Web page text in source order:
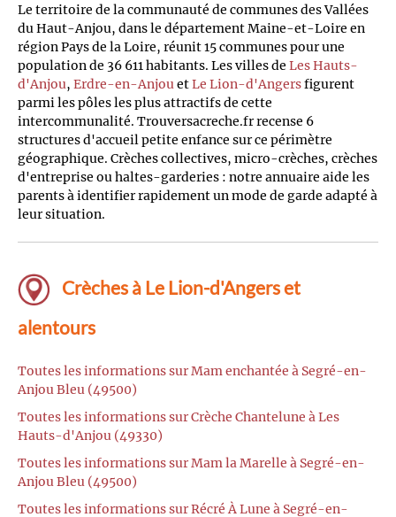
Le territoire de la communauté de communes des Vallées
du Haut-Anjou, dans le département Maine-et-Loire en
région Pays de la Loire, réunit 15 communes pour une
population de 36 611 habitants. Les villes de Les Hauts-
d'Anjou, Erdre-en-AnjouetLe Lion-d'Angersfigurent
parmi les pôles les plus attractifs de cette
intercommunalité. Trouversacreche.fr recense 6
structures d'accueil petite enfance sur ce périmètre
géographique. Crèches collectives, micro-crèches, crèches
d'entreprise ou haltes-garderies : notre annuaire aide les
parents à identifier rapidement un mode de garde adapté à
leur situation.
Crèches à Le Lion-d'Angers et
alentours
Toutes les informations sur Mam enchantée à Segré-en-
Anjou Bleu (49500)
Toutes les informations sur Crèche Chantelune à Les
Hauts-d'Anjou (49330)
Toutes les informations sur Mam la Marelle à Segré-en-
Anjou Bleu (49500)
Toutes les informations sur Récré À Lune à Segré-en-